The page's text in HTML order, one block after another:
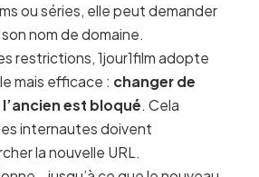
ou séries, elle peut demander
nom de domaine.
restrictions, 1jour1film adopte
mais efficace : changer de
est bloqué . Cela
internautes doivent
la nouvelle URL.